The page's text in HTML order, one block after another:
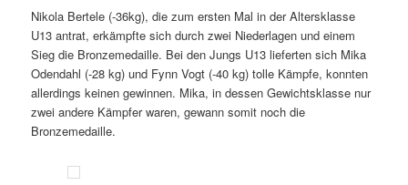
Nikola Bertele (-36kg), die zum ersten Mal in der Altersklasse
U13 antrat, erkämpfte sich durch zwei Niederlagen und einem
Sieg die Bronzemedaille. Bei den Jungs U13 lieferten sich Mika
Odendahl (-28 kg) und Fynn Vogt (-40 kg) tolle Kämpfe, konnten
allerdings keinen gewinnen. Mika, in dessen Gewichtsklasse nur
zwei andere Kämpfer waren, gewann somit noch die
Bronzemedaille.